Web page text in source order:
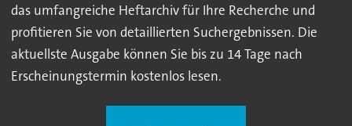
das umfangreiche Heftarchiv für Ihre Recherche und
profitieren Sie von detaillierten Suchergebnissen. Die
aktuellste Ausgabe können Sie bis zu 14 Tage nach
Erscheinungstermin kostenlos lesen.